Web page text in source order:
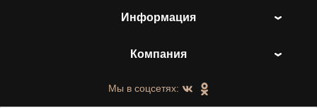
Информация
Компания
Мы в соцсетях: